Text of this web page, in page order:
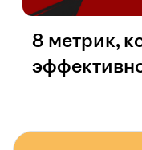
8 метрик,